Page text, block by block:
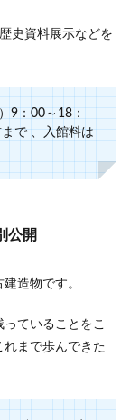
史資料展示などを
9：00～18：
で 、入館料は
公開
造物です。
ていることをこ
まで歩んできた